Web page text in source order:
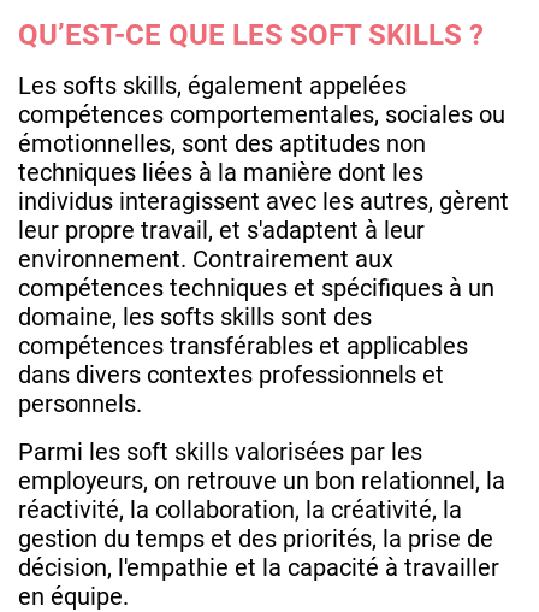
QU’EST-CE QUE LES SOFT SKILLS ?
Les softs skills, également appelées
compétences comportementales, sociales ou
émotionnelles, sont des aptitudes non
techniques liées à la manière dont les
individus interagissent avec les autres, gèrent
leur propre travail, et s'adaptent à leur
environnement. Contrairement aux
compétences techniques et spécifiques à un
domaine, les softs skills sont des
compétences transférables et applicables
dans divers contextes professionnels et
personnels.
Parmi les soft skills valorisées par les
employeurs, on retrouve un bon relationnel, la
réactivité, la collaboration, la créativité, la
gestion du temps et des priorités, la prise de
décision, l'empathie et la capacité à travailler
en équipe.